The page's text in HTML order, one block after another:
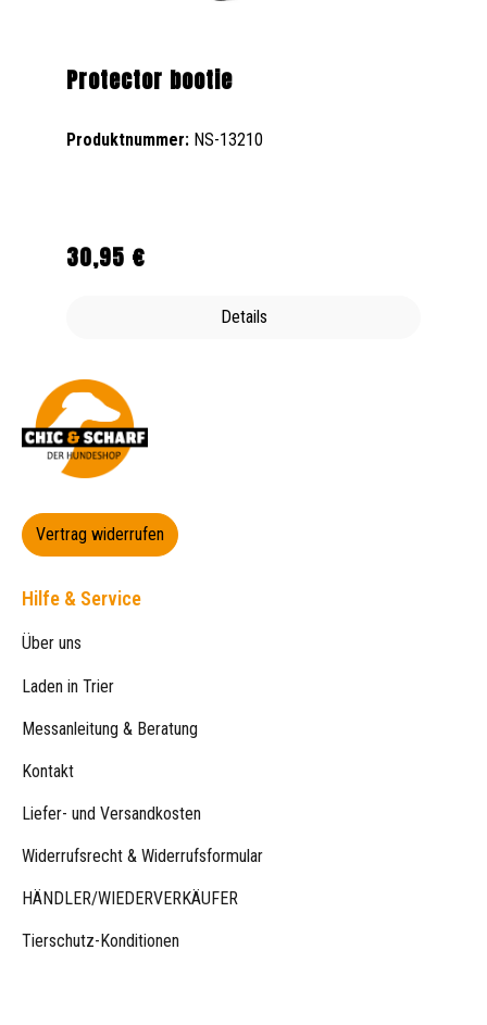
Protector bootie
Produktnummer: NS-13210
Regulärer Preis:
30,95 €
Details
Vertrag widerrufen
Hilfe & Service
Über uns
Laden in Trier
Messanleitung & Beratung
Kontakt
Liefer- und Versandkosten
Widerrufsrecht & Widerrufsformular
HÄNDLER/WIEDERVERKÄUFER
Tierschutz-Konditionen